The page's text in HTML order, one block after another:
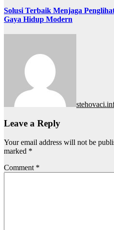
Solusi Terbaik Menjaga
Gaya Hidup Modern
Leave a Reply
Your email address will not be
marked *
Comment *